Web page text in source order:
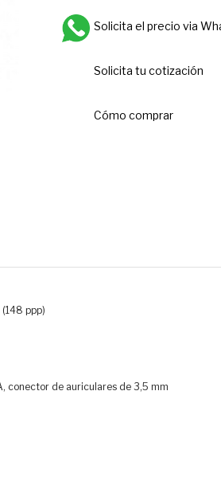
Solicita el precio via
Solicita tu cotización
Cómo comprar
ppp)
conector de auriculares de 3,5 mm